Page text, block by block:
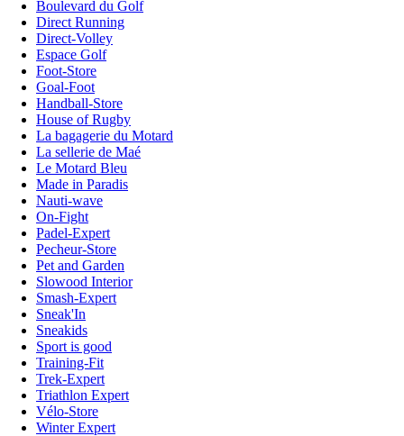
Boulevard du Golf
Direct Running
Direct-Volley
Espace Golf
Foot-Store
Goal-Foot
Handball-Store
House of Rugby
La bagagerie du Motard
La sellerie de Maé
Le Motard Bleu
Made in Paradis
Nauti-wave
On-Fight
Padel-Expert
Pecheur-Store
Pet and Garden
Slowood Interior
Smash-Expert
Sneak'In
Sneakids
Sport is good
Training-Fit
Trek-Expert
Triathlon Expert
Vélo-Store
Winter Expert